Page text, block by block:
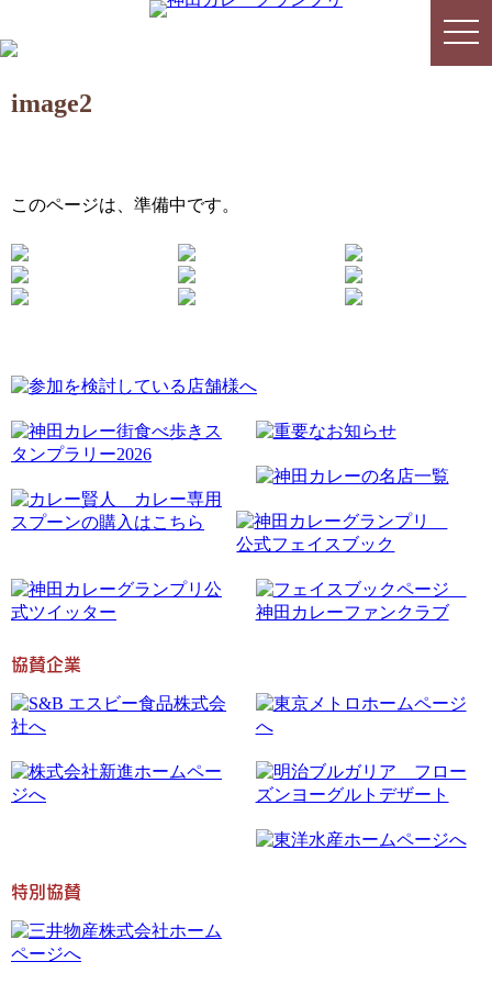
image2
このページは、準備中です。
協賛企業
特別協賛